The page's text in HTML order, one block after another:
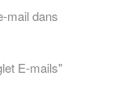
mail dans
E-mails"